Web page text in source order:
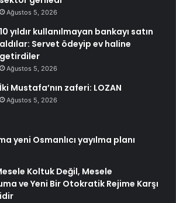
Ağustos 5, 2026
10 yıldır kullanılmayan bankayı satın
aldılar: Servet ödeyip ev haline
getirdiler
Ağustos 5, 2026
İki Mustafa’nın zaferi: LOZAN
Ağustos 5, 2026
yeni Osmanlıcı yayılma planı
Koltuk Değil, Mesele
ve Yeni Bir Otokratik Rejime Karşı